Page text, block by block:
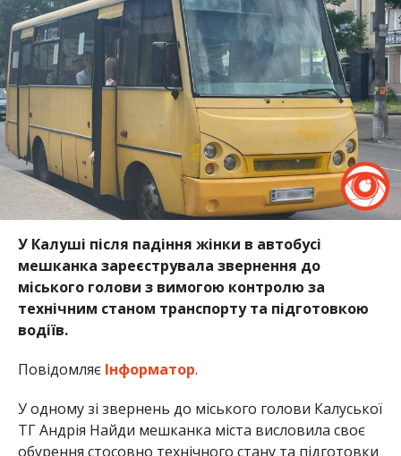
У Калуші після падіння жінки в автобусі
мешканка зареєструвала звернення до
міського голови з вимогою контролю за
технічним станом транспорту та підготовкою
водіїв.
Повідомляє Інформатор.
У одному зі звернень до міського голови Калуської
ТГ Андрія Найди мешканка міста висловила своє
обурення стосовно технічного стану та підготовки